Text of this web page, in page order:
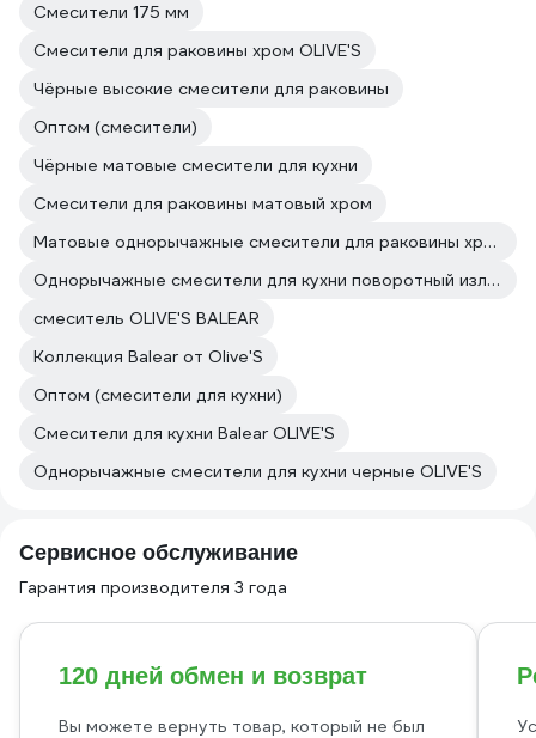
Смесители 175 мм
Смесители для раковины хром OLIVE'S
Чёрные высокие смесители для раковины
Оптом (смесители)
Чёрные матовые смесители для кухни
Смесители для раковины матовый хром
Матовые однорычажные смесители для раковины хром
Однорычажные смесители для кухни поворотный излив OLIVE'S
смеситель OLIVE'S BALEAR
Коллекция Balear от Olive'S
Оптом (смесители для кухни)
Смесители для кухни Balear OLIVE'S
Однорычажные смесители для кухни черные OLIVE'S
Сервисное обслуживание
Гарантия производителя 3 года
120 дней обмен и возврат
Вы можете вернуть товар, который не был